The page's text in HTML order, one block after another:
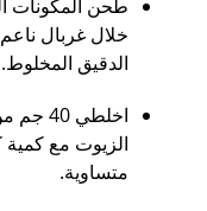
طحن المكونات
خلال غربال
الدقيق المخلوط.
الزيوت مع
متساوية.